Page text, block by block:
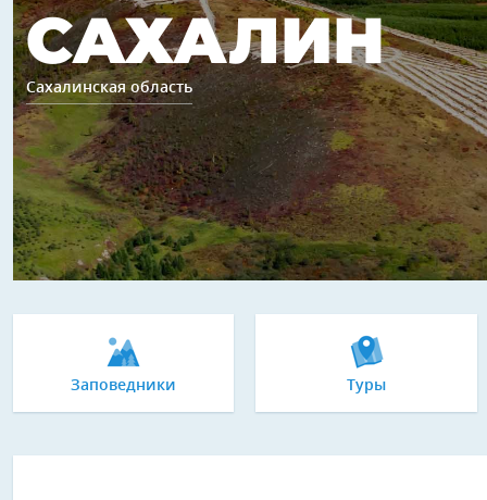
САХАЛИН
Сахалинская область
Заповедники Туры